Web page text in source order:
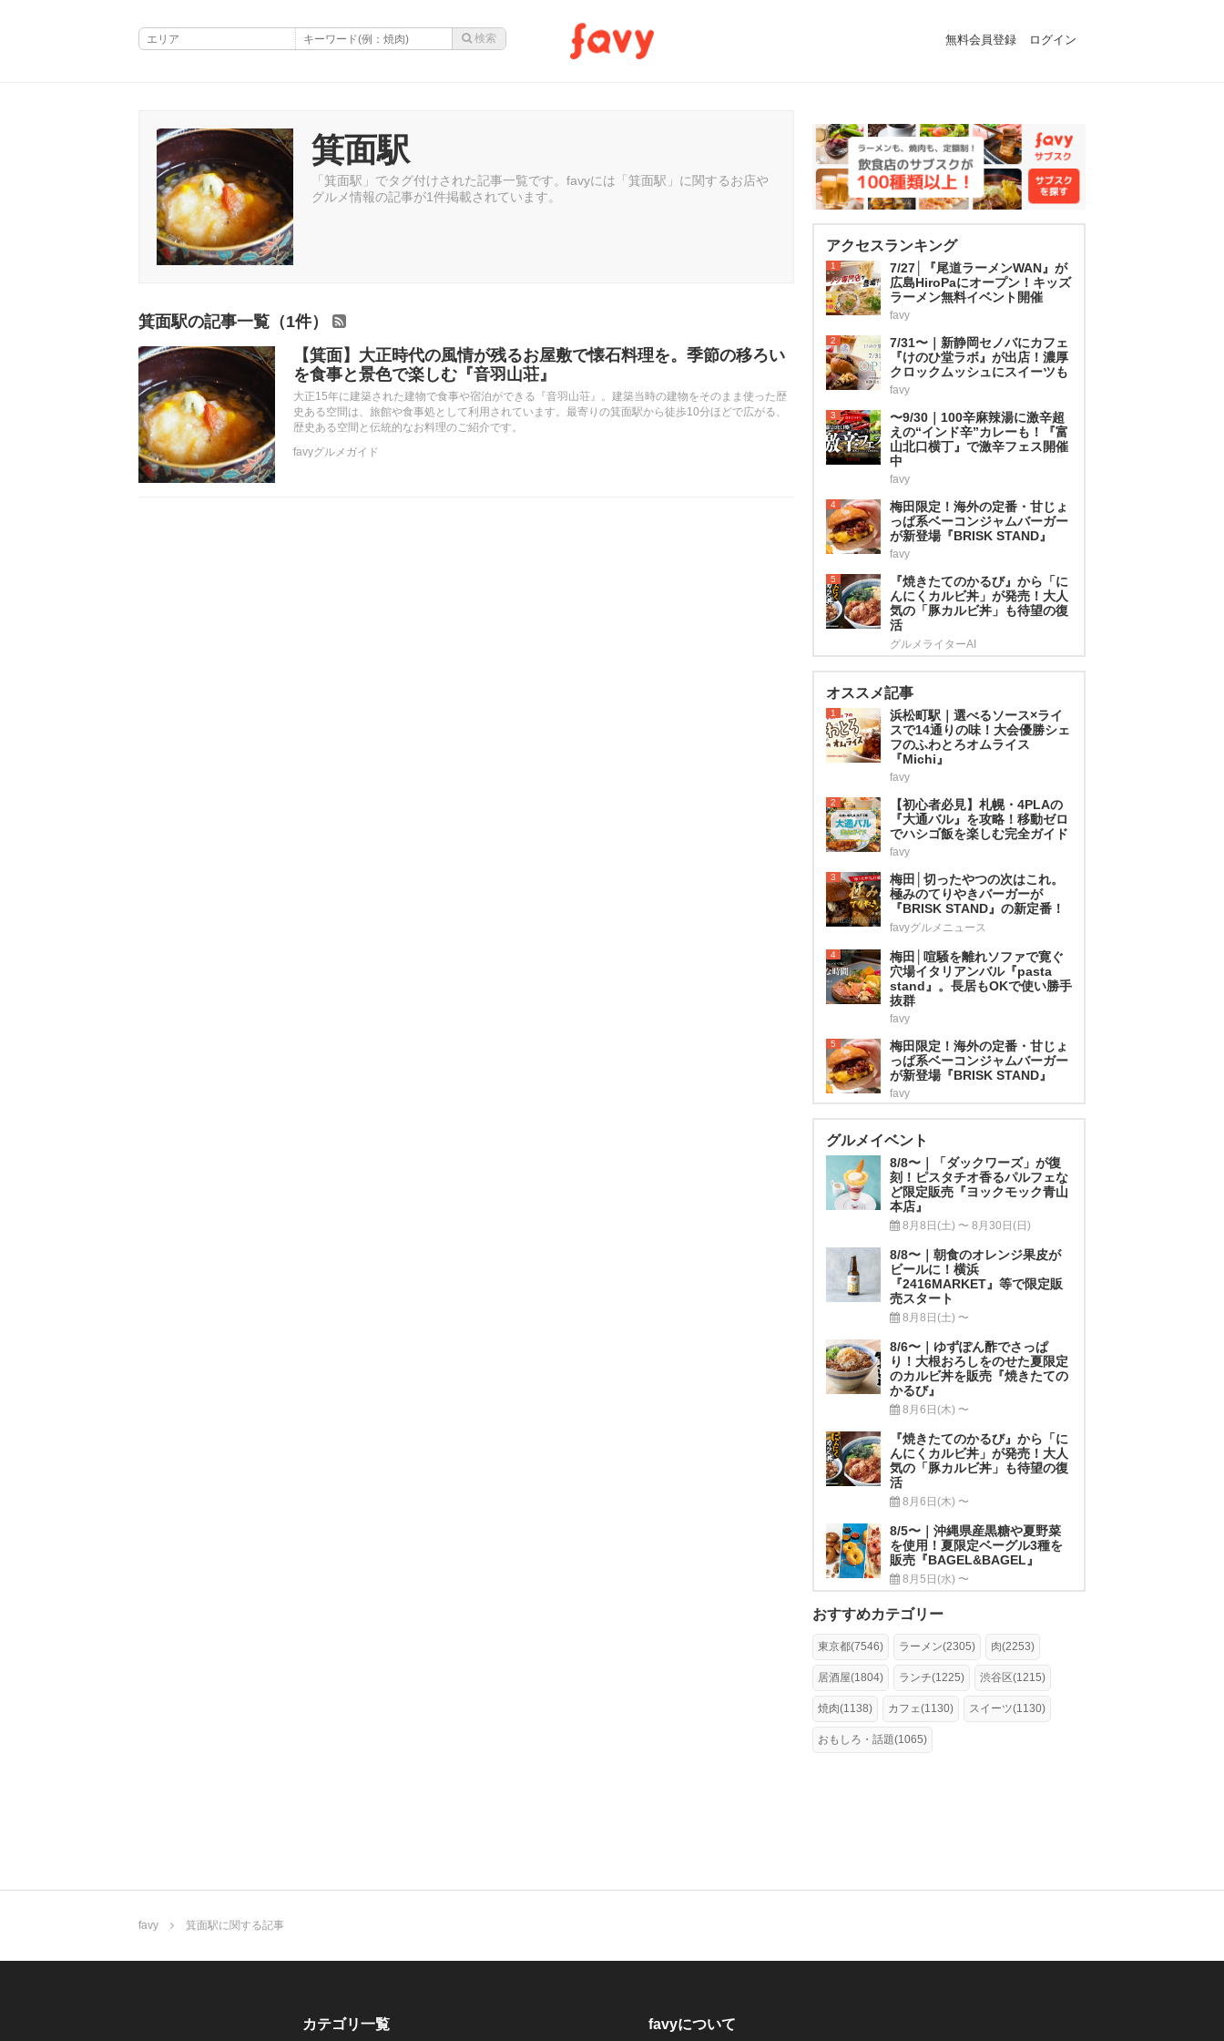
無料会員登録 ログイン
箕面駅
「箕面駅」でタグ付けされた記事一覧です。favyには「箕面駅」に関するお店や
グルメ情報の記事が1件掲載されています。
箕面駅の記事一覧（1件）
【箕面】大正時代の風情が残るお屋敷で懐石料理を。季節の移ろい
を食事と景色で楽しむ『音羽山荘』
大正15年に建築された建物で食事や宿泊ができる『音羽山荘』。建築当時の建物をそのまま使った歴
史ある空間は、旅館や食事処として利用されています。最寄りの箕面駅から徒歩10分ほどで広がる、
歴史ある空間と伝統的なお料理のご紹介です。
favyグルメガイド
アクセスランキング
1
7/27│『尾道ラーメンWAN』が
広島HiroPaにオープン！キッズ
ラーメン無料イベント開催
favy
2
7/31〜｜新静岡セノバにカフェ
『けのひ堂ラボ』が出店！濃厚
クロックムッシュにスイーツも
favy
3
〜9/30｜100辛麻辣湯に激辛超
えの“インド辛”カレーも！『富
山北口横丁』で激辛フェス開催
中
favy
4
梅田限定！海外の定番・甘じょ
っぱ系ベーコンジャムバーガー
が新登場『BRISK STAND』
favy
5
『焼きたてのかるび』から「に
んにくカルビ丼」が発売！大人
気の「豚カルビ丼」も待望の復
活
グルメライターAI
オススメ記事
1
浜松町駅｜選べるソース×ライ
スで14通りの味！大会優勝シェ
フのふわとろオムライス
『Michi』
favy
2
【初心者必見】札幌・4PLAの
『大通バル』を攻略！移動ゼロ
でハシゴ飯を楽しむ完全ガイド
favy
3
梅田│切ったやつの次はこれ。
極みのてりやきバーガーが
『BRISK STAND』の新定番！
favyグルメニュース
4
梅田│喧騒を離れソファで寛ぐ
穴場イタリアンバル『pasta
stand』。長居もOKで使い勝手
抜群
favy
5
梅田限定！海外の定番・甘じょ
っぱ系ベーコンジャムバーガー
が新登場『BRISK STAND』
favy
グルメイベント
8/8〜｜「ダックワーズ」が復
刻！ピスタチオ香るパルフェな
ど限定販売『ヨックモック青山
本店』
8月8日(土) 〜 8月30日(日)
8/8〜｜朝食のオレンジ果皮が
ビールに！横浜
『2416MARKET』等で限定販
売スタート
8月8日(土) 〜
8/6〜｜ゆずぽん酢でさっぱ
り！大根おろしをのせた夏限定
のカルビ丼を販売『焼きたての
かるび』
8月6日(木) 〜
『焼きたてのかるび』から「に
んにくカルビ丼」が発売！大人
気の「豚カルビ丼」も待望の復
活
8月6日(木) 〜
8/5〜｜沖縄県産黒糖や夏野菜
を使用！夏限定ベーグル3種を
販売『BAGEL&BAGEL』
8月5日(水) 〜
おすすめカテゴリー
東京都(7546) ラーメン(2305) 肉(2253)
居酒屋(1804) ランチ(1225) 渋谷区(1215)
焼肉(1138) カフェ(1130) スイーツ(1130)
おもしろ・話題(1065)
favy 箕面駅に関する記事
カテゴリ一覧 favyについて